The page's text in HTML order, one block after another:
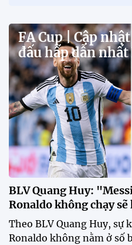
FA Cup | Cập
đấu hấp dẫn nhất
BLV Quang Huy:
Ronaldo không chạy
Theo BLV Quang Huy, sự
Ronaldo không nằm ở số